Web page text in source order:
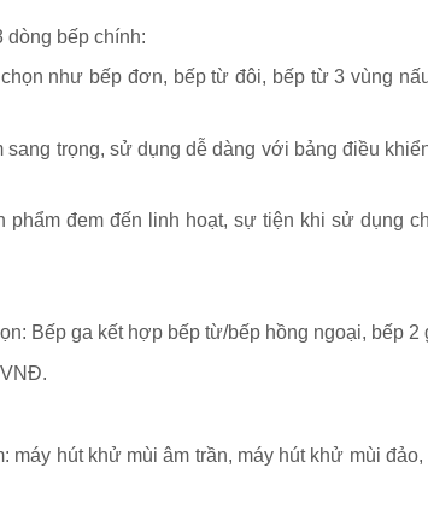
dòng bếp chính:
như bếp đơn, bếp từ đôi, bếp từ 3 vùng
sang trọng, sử dụng dễ dàng với bảng điều
phẩm đem đến linh hoạt, sự tiện khi sử dụng
Bếp ga kết hợp bếp từ/bếp hồng ngoại, bếp 2
máy hút khử mùi âm trần, máy hút khử mùi